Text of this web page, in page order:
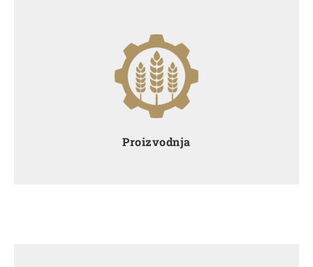
Proizvodnja
svinjogojstvo, tvornicu stočne hrane, proizvodnju
humusa, proizvodnju povrća i voća te preradu
mesa.